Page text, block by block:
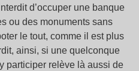
d’occuper une banque
ou des monuments sans
le tout, comme il est plus
ainsi, si une quelconque
participer relève là aussi de